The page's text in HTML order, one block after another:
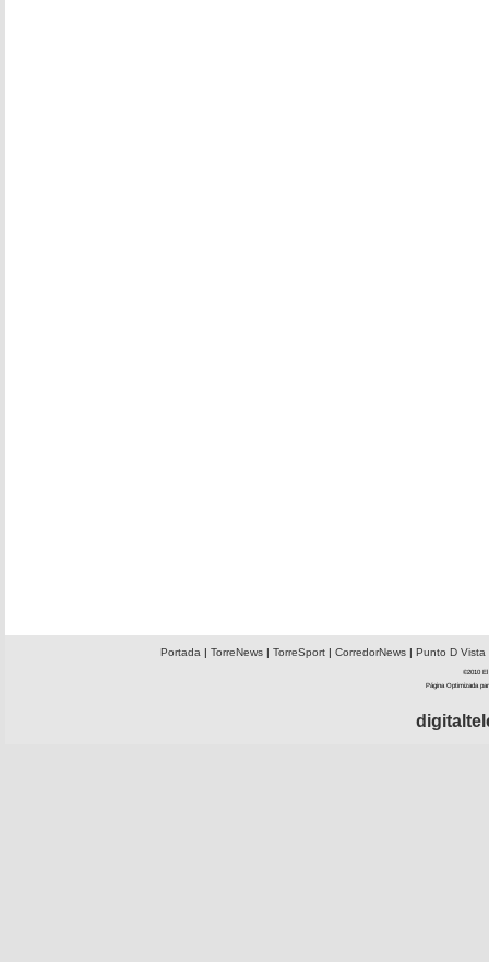
Portada | TorreNews| TorreSport| CorredorNews| Punto D Vista
©2010 El
Página Optimizada